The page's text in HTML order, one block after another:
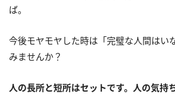
ば。
今後モヤモヤした時は「完璧な人間はい
みませんか？
人の長所と短所はセットです。人の気持